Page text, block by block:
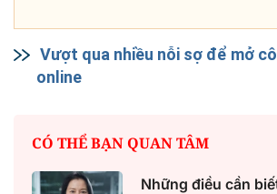
Vượt qua nhiều nỗi sợ để mở
online
CÓ THỂ BẠN QUAN TÂM
Những điều cần